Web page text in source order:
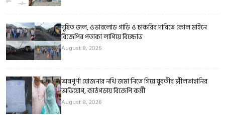
দূষিত জল, ওভারলোড গাড়ি ও চাকরির দাবিতে কোল মাইনে
বিজেপির পতাকা লাগিয়ে বিক্ষোভ
August 8, 2026
অন্নপূর্ণা যোজনার নথি জমা নিতে গিয়ে যুবতীর শ্লীলতাহানির
অভিযোগ, কাঠগড়ায় বিজেপি কর্মী
August 8, 2026